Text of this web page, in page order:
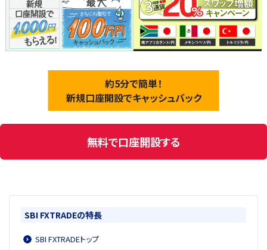
約5分で簡単！
新規口座開設でキャッシュバック
無料で口座開設する
SBI FXTRADEの特長
SBI FXTRADEトップ